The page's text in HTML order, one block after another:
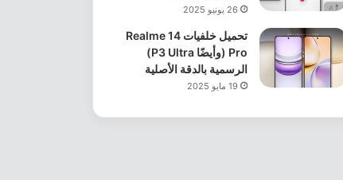
26 يونيو 2025
تحميل خلفيات Realme 14
Pro (وأيضًا P3 Ultra)
الرسمية بالدقة الأصلية
19 مايو 2025